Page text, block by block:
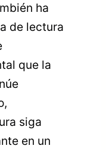
ha
de lectura
que la
siga
en un